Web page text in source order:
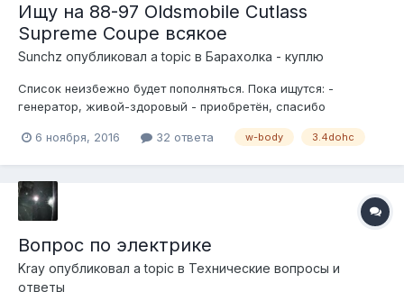
Ищу на 88-97 Oldsmobile Cutlass
Supreme Coupe всякое
Sunchz опубликовал a topic в Барахолка - куплю
Список неизбежно будет пополняться. Пока ищутся: -
генератор, живой-здоровый - приобретён, спасибо
водительской двери - знаю, где взять, коплю пиастры)) -
оптика в любом состоянии и количе...
6 ноября, 2016 32 ответа w-body 3.4dohc
Вопрос по электрике
Kray опубликовал a topic в Технические вопросы и
ответы